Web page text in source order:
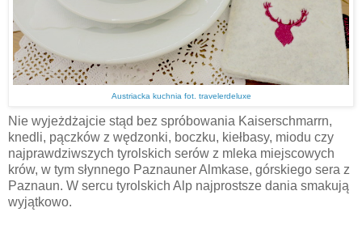
Austriacka kuchnia fot. travelerdeluxe
Nie wyjeżdżajcie stąd bez spróbowania Kaiserschmarrn,
knedli, pączków z wędzonki, boczku, kiełbasy, miodu czy
najprawdziwszych tyrolskich serów z mleka miejscowych
krów, w tym słynnego Paznauner Almkase, górskiego sera z
Paznaun. W sercu tyrolskich Alp najprostsze dania smakują
wyjątkowo.